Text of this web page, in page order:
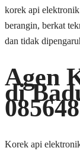
korek api
berangin, berkat
dan tidak
Agen
di
Korek api